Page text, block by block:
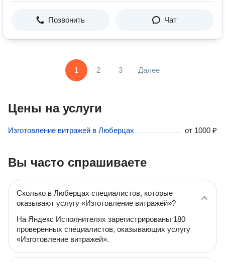
Позвонить Чат
1 2 3 Далее
Цены на услуги
Изготовление витражей в Люберцах от 1000 ₽
Вы часто спрашиваете
Сколько в Люберцах специалистов, которые
оказывают услугу «Изготовление витражей»?
На Яндекс Исполнителях зарегистрированы 180
проверенных специалистов, оказывающих услугу
«Изготовление витражей».